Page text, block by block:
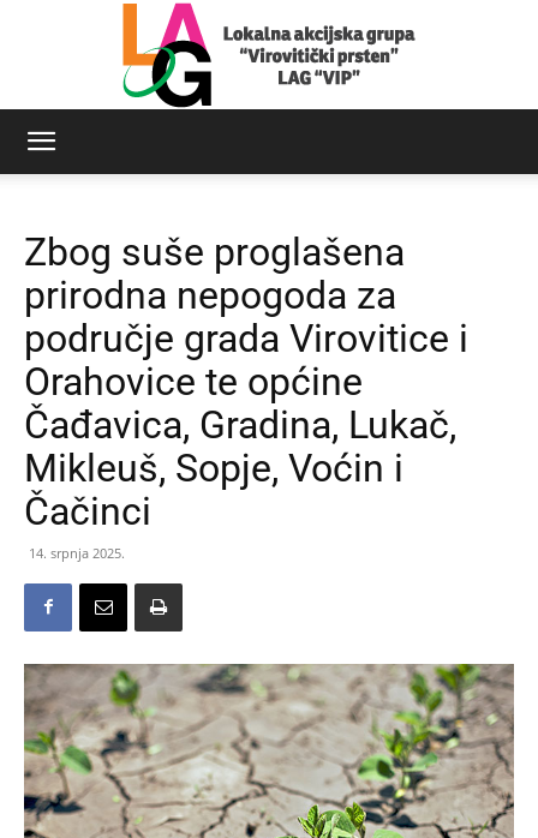
Virovitički
prsten
Zbog suše proglašena
prirodna nepogoda za
područje grada Virovitice i
Orahovice te općine
Čađavica, Gradina, Lukač,
Mikleuš, Sopje, Voćin i
Čačinci
14. srpnja 2025.